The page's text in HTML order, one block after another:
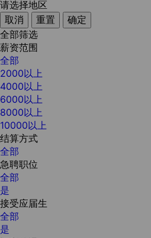
请选择地区
取消
重置
确定
全部筛选
薪资范围
全部
2000以上
4000以上
6000以上
8000以上
10000以上
结算方式
全部
急聘职位
全部
是
接受应届生
全部
是